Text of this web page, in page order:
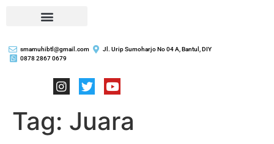
smamuhibtl@gmail.com
Jl. Urip Sumoharjo No 04 A, Bantul, DIY
0878 2867 0679
Tag: Juara